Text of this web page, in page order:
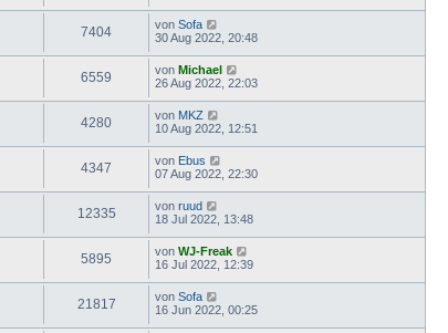
7404 von Sofa
30 Aug 2022, 20:48
6559 von Michael
26 Aug 2022, 22:03
4280 von MKZ
10 Aug 2022, 12:51
4347 von Ebus
07 Aug 2022, 22:30
12335 von ruud
18 Jul 2022, 13:48
5895 von WJ-Freak
16 Jul 2022, 12:39
21817 von Sofa
16 Jun 2022, 00:25